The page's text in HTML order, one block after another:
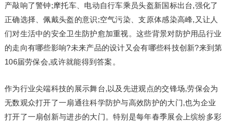
产敲响了警钟;摩托车、电动自行车乘员头盔新国标出台,强化了
正确选择、佩戴头盔的意识;空气污染、支原体感染高峰,又让人
们对生活中的安全卫生防护愈加重视。这些背景对防护用品行业
的走向有哪些影响?未来产品的设计又会有哪些科技创新?来到第
106届劳保会,或许就能得到答案。
作为行业尖端科技的展示舞台,以及先进观点的交锋场,劳保会为
无数观众打开了一扇通往科学防护与高效防护的大门,也为企业
打开了一扇创新与进步的大门。特别是每年春季展会上缤纷多彩